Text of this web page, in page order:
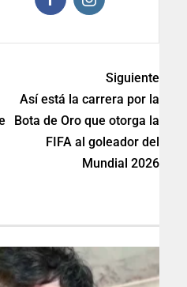
Siguiente
Así está la carrera por la
Bota de Oro que otorga la
FIFA al goleador del
Mundial 2026